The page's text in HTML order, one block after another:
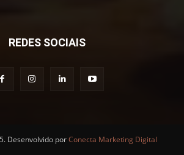
REDES SOCIAIS
Desenvolvido porConecta Marketing Digital